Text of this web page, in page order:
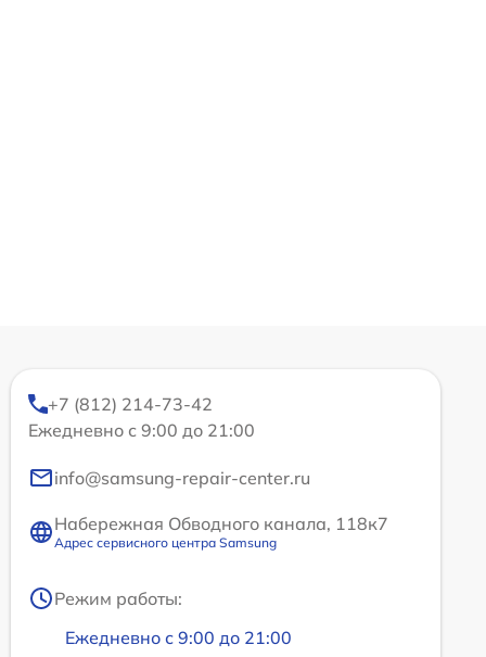
+7 (812) 214-73-42
Ежедневно с 9:00 до 21:00
info@samsung-repair-center.ru
Набережная Обводного канала, 118к7
Адрес сервисного центра Samsung
Режим работы:
Ежедневно с 9:00 до 21:00